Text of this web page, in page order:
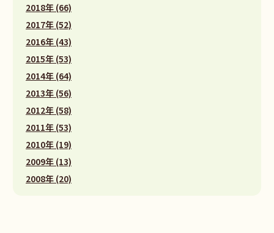
2018年 (66)
2017年 (52)
2016年 (43)
2015年 (53)
2014年 (64)
2013年 (56)
2012年 (58)
2011年 (53)
2010年 (19)
2009年 (13)
2008年 (20)